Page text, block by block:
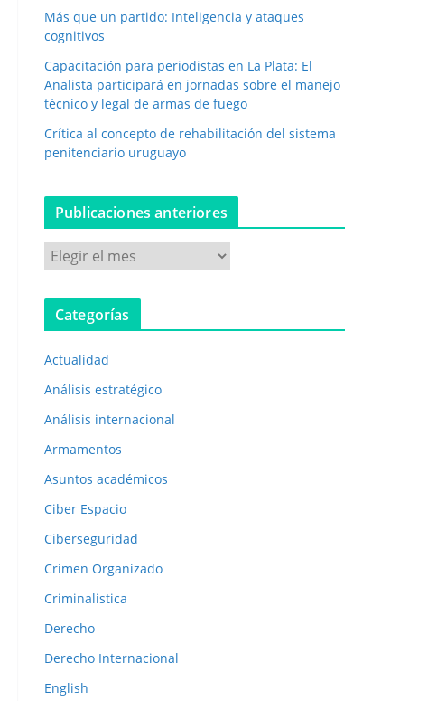
i
*
Más que un partido: Inteligencia y ataques
cognitivos
Capacitación para periodistas en La Plata: El
Analista participará en jornadas sobre el manejo
técnico y legal de armas de fuego
Crítica al concepto de rehabilitación del sistema
penitenciario uruguayo
Publicaciones anteriores
u
b
c
a
c
o
n
e
a
n
t
r
i
o
Categorías
Actualidad
Análisis estratégico
Análisis internacional
Armamentos
Asuntos académicos
Ciber Espacio
Ciberseguridad
Crimen Organizado
Criminalistica
Derecho
Derecho Internacional
English